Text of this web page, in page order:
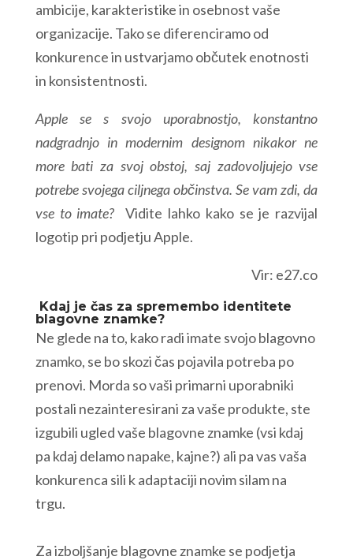
ambicije, karakteristike in osebnost vaše
organizacije. Tako se diferenciramo od
konkurence in ustvarjamo občutek enotnosti
in konsistentnosti.
Apple se s svojo uporabnostjo, konstantno
nadgradnjo in modernim designom nikakor ne
more bati za svoj obstoj, saj zadovoljujejo vse
potrebe svojega ciljnega občinstva. Se vam zdi, da
vse to imate?Vidite lahko kako se je razvijal
logotip pri podjetju Apple.
Vir: e27.co
Kdaj je čas za spremembo identitete
blagovne znamke?
Ne glede na to, kako radi imate svojo blagovno
znamko, se bo skozi čas pojavila potreba po
prenovi. Morda so vaši primarni uporabniki
postali nezainteresirani za vaše produkte, ste
izgubili ugled vaše blagovne znamke (vsi kdaj
pa kdaj delamo napake, kajne?) ali pa vas vaša
konkurenca sili k adaptaciji novim silam na
trgu.
Za izboljšanje blagovne znamke se podjetja